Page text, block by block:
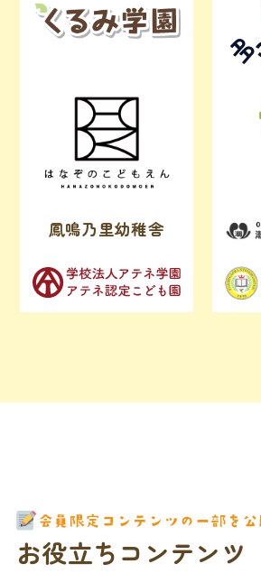
鳳鳴乃里幼稚舎
お役立ちコンテンツ